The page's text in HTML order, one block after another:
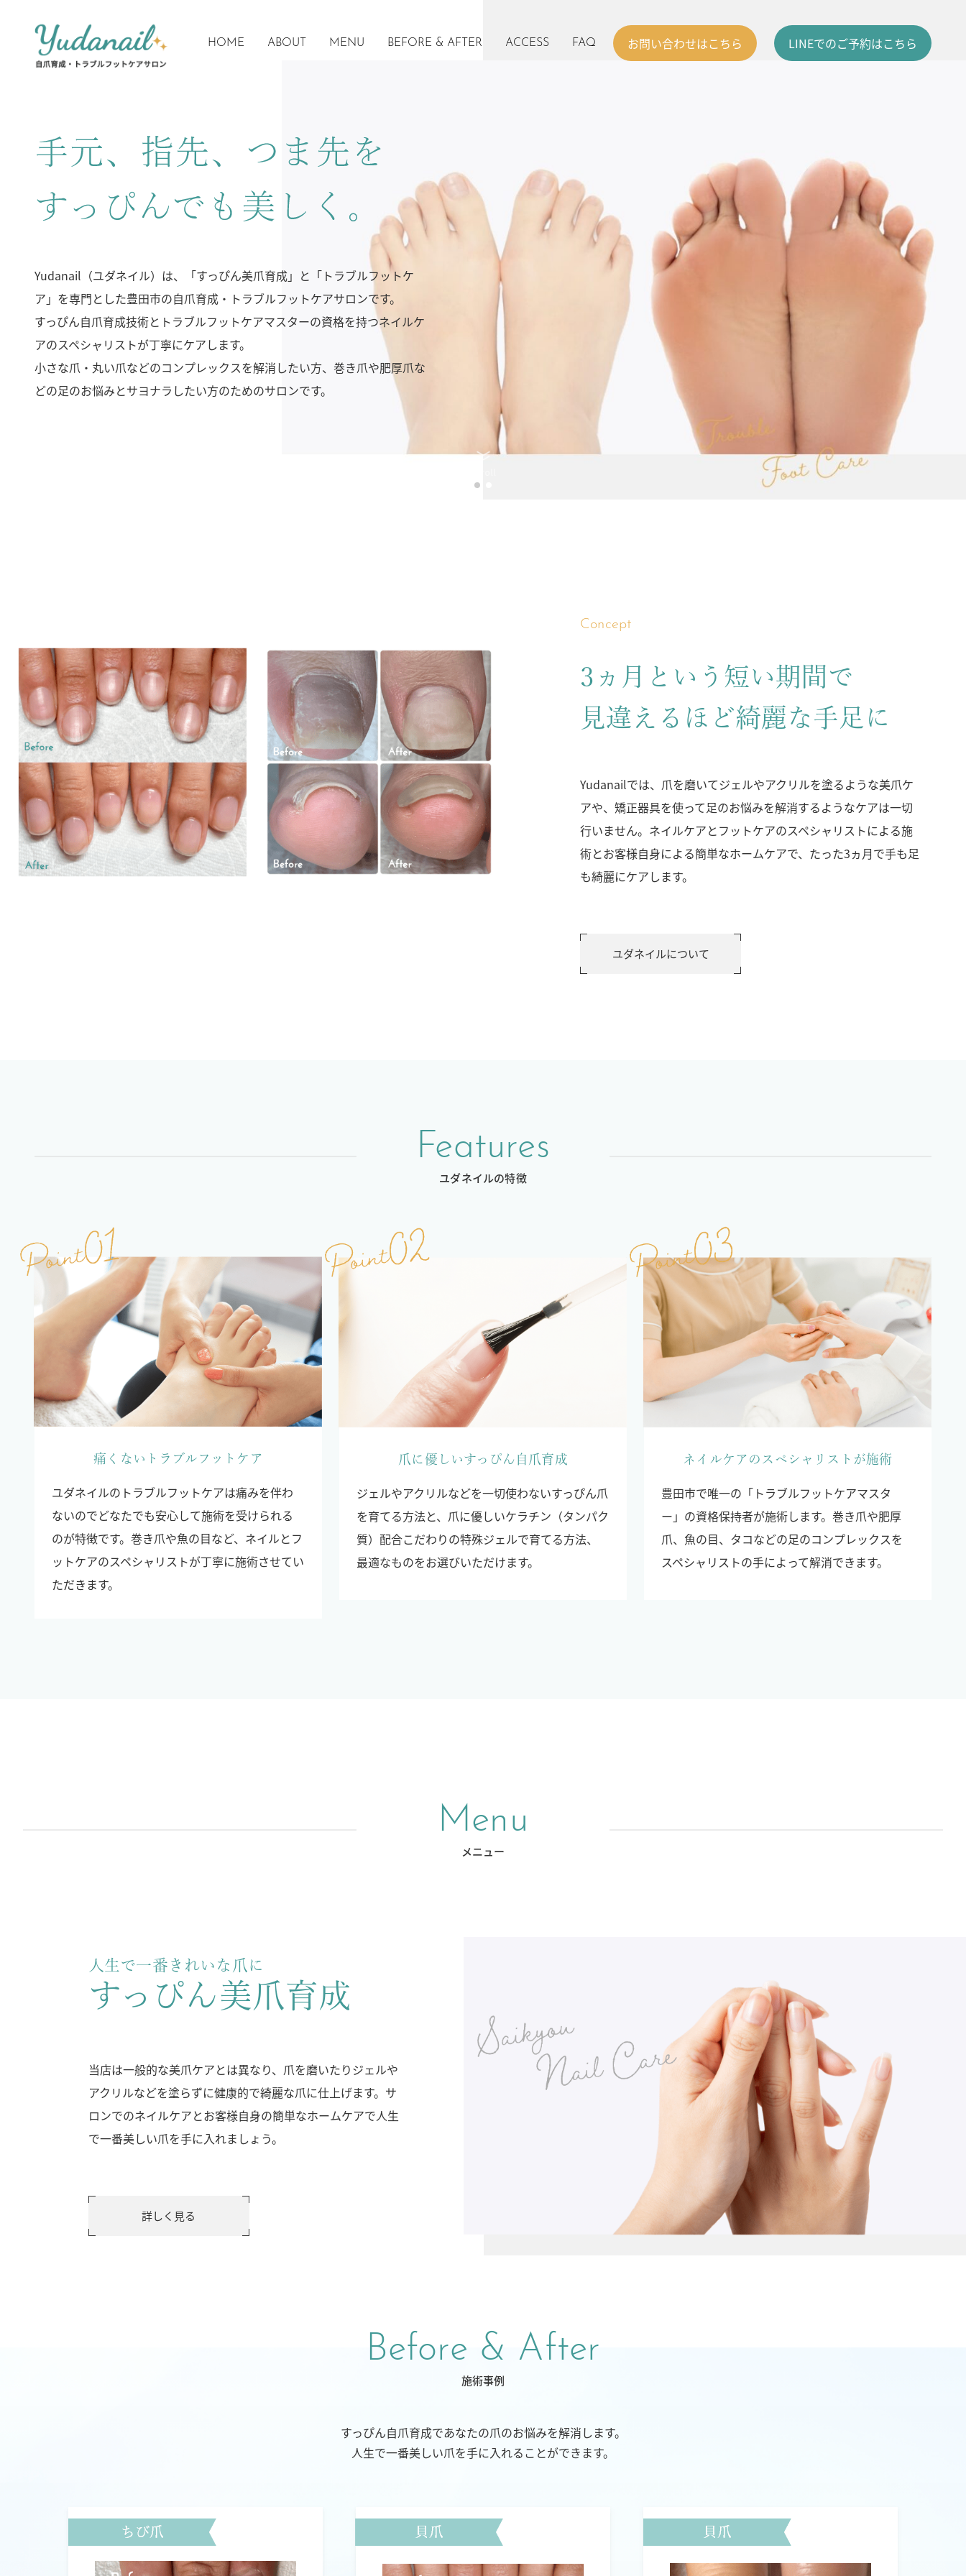
HOME ABOUT MENU BEFORE & AFTER ACCESS FAQ お問い合わせはこちら LINEでのご予約はこちら
Yudanail（ユダネイル）は、「すっぴん美爪育成」と「トラブルフットケ
ア」を専門とした豊田市の自爪育成・トラブルフットケアサロンです。
すっぴん自爪育成技術とトラブルフットケアマスターの資格を持つネイルケ
アのスペシャリストが丁寧にケアします。
小さな爪・丸い爪などのコンプレックスを解消したい方、巻き爪や肥厚爪な
どの足のお悩みとサヨナラしたい方のためのサロンです。
Yudanail（ユダネイル）は、「すっぴん美爪育成」と「トラブルフットケ
ア」を専門とした豊田市の自爪育成・トラブルフットケアサロンです。
すっぴん自爪育成技術とトラブルフットケアマスターの資格を持つネイルケ
アのスペシャリストが丁寧にケアします。
小さな爪・丸い爪などのコンプレックスを解消したい方、巻き爪や肥厚爪な
どの足のお悩みとサヨナラしたい方のためのサロンです。
Yudanail（ユダネイル）は、「すっぴん美爪育成」と「トラブルフットケ
ア」を専門とした豊田市の自爪育成・トラブルフットケアサロンです。
すっぴん自爪育成技術とトラブルフットケアマスターの資格を持つネイルケ
アのスペシャリストが丁寧にケアします。
小さな爪・丸い爪などのコンプレックスを解消したい方、巻き爪や肥厚爪な
どの足のお悩みとサヨナラしたい方のためのサロンです。
Yudanail（ユダネイル）は、「すっぴん美爪育成」と「トラブルフットケ
ア」を専門とした豊田市の自爪育成・トラブルフットケアサロンです。
すっぴん自爪育成技術とトラブルフットケアマスターの資格を持つネイルケ
アのスペシャリストが丁寧にケアします。
小さな爪・丸い爪などのコンプレックスを解消したい方、巻き爪や肥厚爪な
どの足のお悩みとサヨナラしたい方のためのサロンです。
Concept
3ヵ月という短い期間で
見違えるほど綺麗な手足に
Yudanailでは、爪を磨いてジェルやアクリルを塗るような美爪ケ
アや、矯正器具を使って足のお悩みを解消するようなケアは一切
行いません。ネイルケアとフットケアのスペシャリストによる施
術とお客様自身による簡単なホームケアで、たった3ヵ月で手も足
も綺麗にケアします。
ユダネイルについて
Features
ユダネイルの特徴
痛くないトラブルフットケア
ユダネイルのトラブルフットケアは痛みを伴わ
ないのでどなたでも安心して施術を受けられる
のが特徴です。巻き爪や魚の目など、ネイルとフ
ットケアのスペシャリストが丁寧に施術させてい
ただきます。
爪に優しいすっぴん自爪育成
ジェルやアクリルなどを一切使わないすっぴん爪
を育てる方法と、爪に優しいケラチン（タンパク
質）配合こだわりの特殊ジェルで育てる方法、
最適なものをお選びいただけます。
ネイルケアのスペシャリストが施術
豊田市で唯一の「トラブルフットケアマスタ
ー」の資格保持者が施術します。巻き爪や肥厚
爪、魚の目、タコなどの足のコンプレックスを
スペシャリストの手によって解消できます。
Menu
メニュー
人生で一番きれいな爪に
すっぴん美爪育成
当店は一般的な美爪ケアとは異なり、爪を磨いたりジェルや
アクリルなどを塗らずに健康的で綺麗な爪に仕上げます。サ
ロンでのネイルケアとお客様自身の簡単なホームケアで人生
で一番美しい爪を手に入れましょう。
詳しく見る
Before & After
施術事例
すっぴん自爪育成であなたの爪のお悩みを解消します。
人生で一番美しい爪を手に入れることができます。